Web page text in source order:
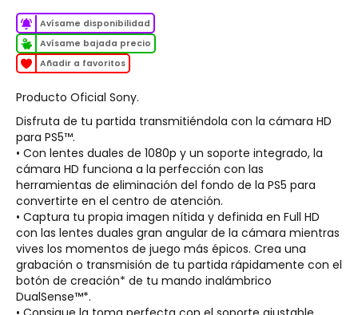
Avísame disponibilidad
Avísame bajada precio
Añadir a favoritos
Producto Oficial Sony.
Disfruta de tu partida transmitiéndola con la cámara HD
para PS5™.
• Con lentes duales de 1080p y un soporte integrado, la
cámara HD funciona a la perfección con las
herramientas de eliminación del fondo de la PS5 para
convertirte en el centro de atención.
• Captura tu propia imagen nítida y definida en Full HD
con las lentes duales gran angular de la cámara mientras
vives los momentos de juego más épicos. Crea una
grabación o transmisión de tu partida rápidamente con el
botón de creación* de tu mando inalámbrico
DualSense™*.